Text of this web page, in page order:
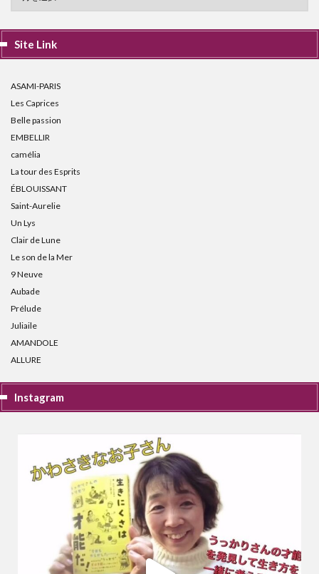
Site Link
ASAMI-PARIS
Les Caprices
Belle passion
EMBELLIR
camélia
La tour des Esprits
ÉBLOUISSANT
Saint-Aurelie
Un Lys
Clair de Lune
Le son de la Mer
9 Neuve
Aubade
Prélude
Juliaile
AMANDOLE
ALLURE
Instagram